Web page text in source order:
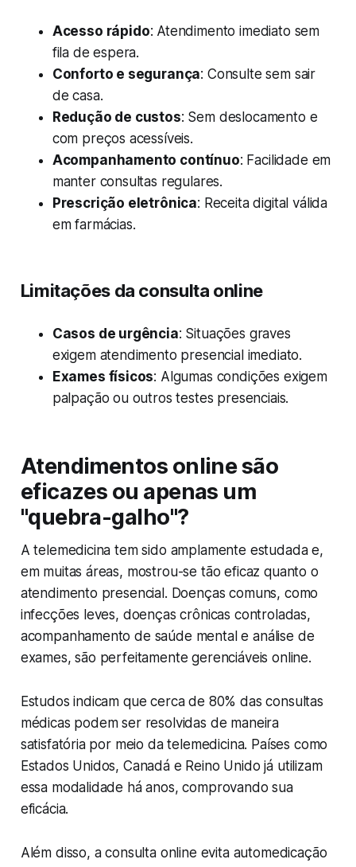
Acesso rápido: Atendimento imediato sem
fila de espera.
Conforto e segurança: Consulte sem sair
de casa.
Redução de custos: Sem deslocamento e
com preços acessíveis.
Acompanhamento contínuo: Facilidade em
manter consultas regulares.
Prescrição eletrônica: Receita digital válida
em farmácias.
Limitações da consulta online
Casos de urgência: Situações graves
exigem atendimento presencial imediato.
Exames físicos: Algumas condições exigem
palpação ou outros testes presenciais.
Atendimentos online são
eficazes ou apenas um
"quebra-galho"?
A telemedicina tem sido amplamente estudada e,
em muitas áreas, mostrou-se tão eficaz quanto o
atendimento presencial. Doenças comuns, como
infecções leves, doenças crônicas controladas,
acompanhamento de saúde mental e análise de
exames, são perfeitamente gerenciáveis online.
Estudos indicam que cerca de 80% das consultas
médicas podem ser resolvidas de maneira
satisfatória por meio da telemedicina. Países como
Estados Unidos, Canadá e Reino Unido já utilizam
essa modalidade há anos, comprovando sua
eficácia.
Além disso, a consulta online evita automedicação